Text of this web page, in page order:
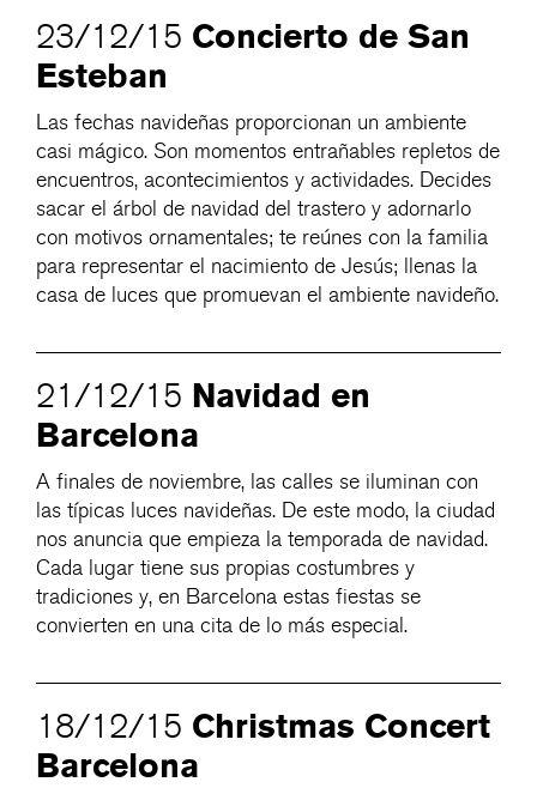
23/12/15 Concierto de San
Esteban
Las fechas navideñas proporcionan un ambiente
casi mágico. Son momentos entrañables repletos de
encuentros, acontecimientos y actividades. Decides
sacar el árbol de navidad del trastero y adornarlo
con motivos ornamentales; te reúnes con la familia
para representar el nacimiento de Jesús; llenas la
casa de luces que promuevan el ambiente navideño.
21/12/15 Navidad en
Barcelona
A finales de noviembre, las calles se iluminan con
las típicas luces navideñas. De este modo, la ciudad
nos anuncia que empieza la temporada de navidad.
Cada lugar tiene sus propias costumbres y
tradiciones y, en Barcelona estas fiestas se
convierten en una cita de lo más especial.
18/12/15 Christmas Concert
Barcelona